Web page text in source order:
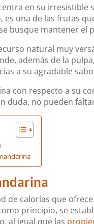
en su
una de las frutas
busque mantener el
natural muy
además de la
a su agradable
con respecto a su
duda, no pueden
de calorías que
principio, se
al igual que las